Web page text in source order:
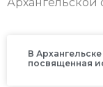
Архангельской
В
посвященная